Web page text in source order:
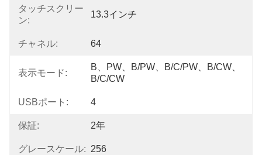
タッチスクリー
ン:
13.3インチ
チャネル: 64
表示モード:
B、PW、B/PW、B/C/PW、B/CW、
B/C/CW
USBポート: 4
保証: 2年
グレースケール: 256